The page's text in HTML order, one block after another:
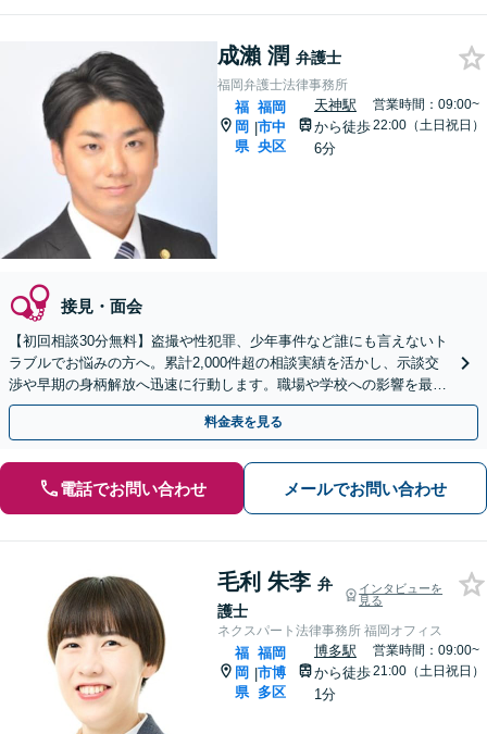
成瀨 潤 弁護士
福岡弁護士法律事務所
福
岡
県
|
福岡
市中
央区
天神駅
から徒歩
6分
営業時間：09:00~
22:00（土日祝日）
接見・面会
【初回相談30分無料】盗撮や性犯罪、少年事件など誰にも言えないト
ラブルでお悩みの方へ。累計2,000件超の相談実績を活かし、示談交
渉や早期の身柄解放へ迅速に行動します。職場や学校への影響を最小
限に抑えるため、まずは当事務所にご相談ください。
料金表を見る
電話でお問い合わせ メールでお問い合わせ
毛利 朱李 弁
護士
インタビューを
見る
ネクスパート法律事務所 福岡オフィス
福
岡
県
|
福岡
市博
多区
博多駅
から徒歩
1分
営業時間：09:00~
21:00（土日祝日）